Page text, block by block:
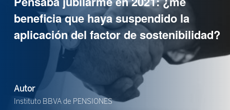
beneficia que haya suspendido la
aplicación del factor de sostenibilidad?
Autor
Instituto BBVA de PENSIONES